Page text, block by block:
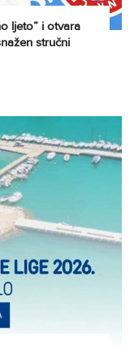
ljeto” i otvara
stručni